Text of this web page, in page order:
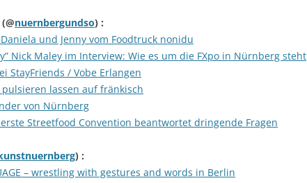
(@nuernbergundso) :
und Jenny vom Foodtruck nonidu
Nick Maley im Interview: Wie es um die FXpo in Nürnberg steht
StayFriends / Vobe Erlangen
lassen auf fränkisch
von Nürnberg
Streetfood Convention beantwortet dringende Fragen
) :
– wrestling with gestures and words in Berlin